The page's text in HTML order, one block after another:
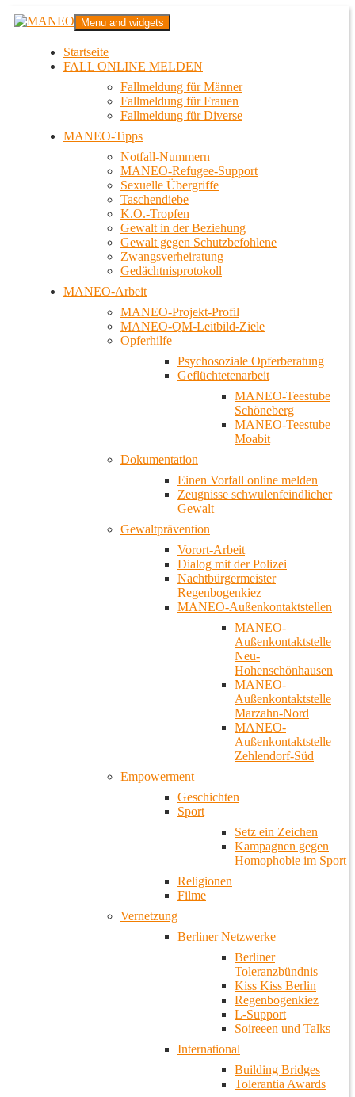
Zum
InhaltMANEO
Das schwule Anti-Gewalt-Projekt in Berlin
Menu and widgets
Startseite
FALL ONLINE MELDEN
Fallmeldung für Männer
Fallmeldung für Frauen
Fallmeldung für Diverse
MANEO-Tipps
Notfall-Nummern
MANEO-Refugee-Support
Sexuelle Übergriffe
Taschendiebe
K.O.-Tropfen
Gewalt in der Beziehung
Gewalt gegen Schutzbefohlene
Zwangsverheiratung
Gedächtnisprotokoll
MANEO-Arbeit
MANEO-Projekt-Profil
MANEO-QM-Leitbild-Ziele
Opferhilfe
Psychosoziale Opferberatung
Geflüchtetenarbeit
MANEO-Teestube
Schöneberg
MANEO-Teestube
Moabit
Dokumentation
Einen Vorfall online melden
Zeugnisse schwulenfeindlicher
Gewalt
Gewaltprävention
Vorort-Arbeit
Dialog mit der Polizei
Nachtbürgermeister
Regenbogenkiez
MANEO-Außenkontaktstellen
MANEO-
Außenkontaktstelle
Neu-
Hohenschönhausen
MANEO-
Außenkontaktstelle
Marzahn-Nord
MANEO-
Außenkontaktstelle
Zehlendorf-Süd
Empowerment
Geschichten
Sport
Setz ein Zeichen
Kampagnen gegen
Homophobie im Sport
Religionen
Filme
Vernetzung
Berliner Netzwerke
Berliner
Toleranzbündnis
Kiss Kiss Berlin
Regenbogenkiez
L-Support
Soireeen und Talks
International
Building Bridges
Tolerantia Awards